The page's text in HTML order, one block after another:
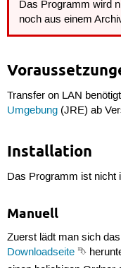
Das Programm wird
noch aus einem
Transfer on LAN
Umgebung(JRE) ab
Installation
Das Programm ist nicht
Manuell
Zuerst lädt man sich
Downloadseite⮷